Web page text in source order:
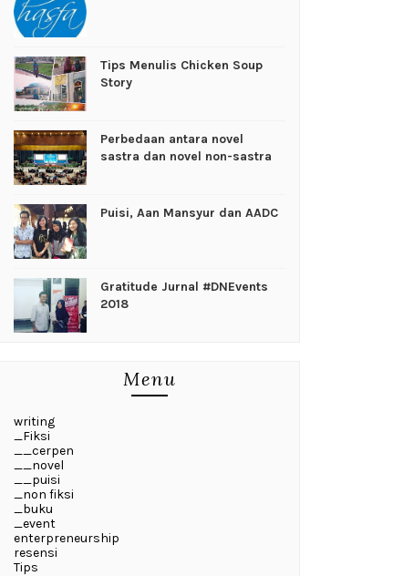
Tips Menulis Chicken Soup
Story
Perbedaan antara novel
sastra dan novel non-sastra
Puisi, Aan Mansyur dan AADC
Gratitude Jurnal #DNEvents
2018
Menu
writing
_Fiksi
__cerpen
__novel
__puisi
_non fiksi
_buku
_event
enterpreneurship
resensi
Tips